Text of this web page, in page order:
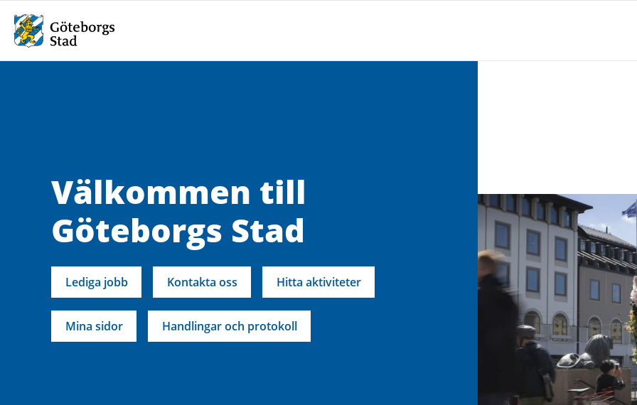
Välkommen till
Göteborgs Stad
Lediga jobb Kontakta oss Hitta aktiviteter
Mina sidor Handlingar och protokoll